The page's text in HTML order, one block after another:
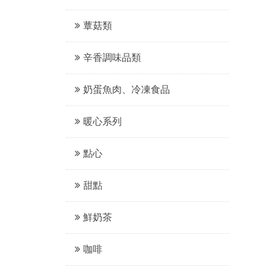
蕈菇類
辛香調味品類
奶蛋魚肉、冷凍食品
暖心系列
點心
甜點
鮮奶茶
咖啡